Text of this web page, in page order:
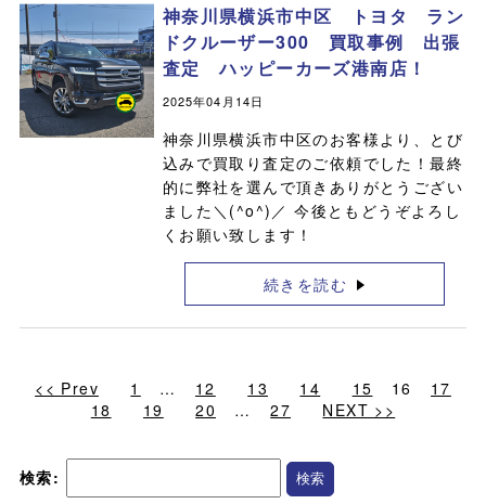
神奈川県横浜市中区 トヨタ ラン
ドクルーザー300 買取事例 出張
査定 ハッピーカーズ港南店！
2025年04月14日
神奈川県横浜市中区のお客様より、とび
込みで買取り査定のご依頼でした！最終
的に弊社を選んで頂きありがとうござい
ました＼(^o^)／ 今後ともどうぞよろし
くお願い致します！
続きを読む
<< Prev 1 … 12 13 14 15 16
17
18
19 20 … 27 NEXT >>
検索: